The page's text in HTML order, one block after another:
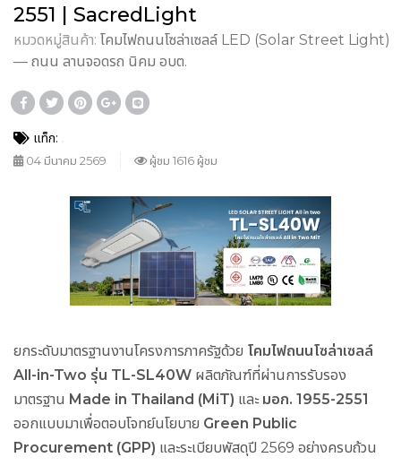
2551 | SacredLight
หมวดหมู่สินค้า: โคมไฟถนนโซล่าเซลล์ LED (Solar Street Light)
— ถนน ลานจอดรถ นิคม อบต.
แท็ก:
04 มีนาคม 2569 ผู้ชม 1616 ผู้ชม
ยกระดับมาตรฐานงานโครงการภาครัฐด้วย โคมไฟถนนโซล่าเซลล์
All-in-Two รุ่น TL-SL40W ผลิตภัณฑ์ที่ผ่านการรับรอง
มาตรฐาน Made in Thailand (MiT) และ มอก. 1955-2551
ออกแบบมาเพื่อตอบโจทย์นโยบาย Green Public
Procurement (GPP) และระเบียบพัสดุปี 2569 อย่างครบถ้วน